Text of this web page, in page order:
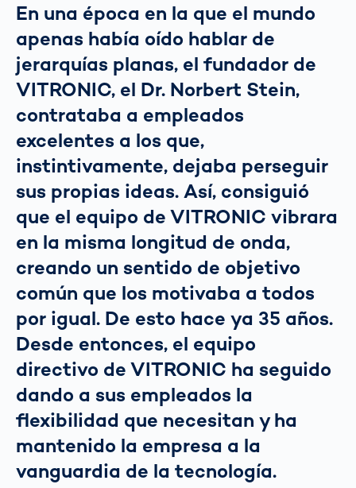
En una época en la que el mundo
apenas había oído hablar de
jerarquías planas, el fundador de
VITRONIC, el Dr. Norbert Stein,
contrataba a empleados
excelentes a los que,
instintivamente, dejaba perseguir
sus propias ideas. Así, consiguió
que el equipo de VITRONIC vibrara
en la misma longitud de onda,
creando un sentido de objetivo
común que los motivaba a todos
por igual. De esto hace ya 35 años.
Desde entonces, el equipo
directivo de VITRONIC ha seguido
dando a sus empleados la
flexibilidad que necesitan y ha
mantenido la empresa a la
vanguardia de la tecnología.